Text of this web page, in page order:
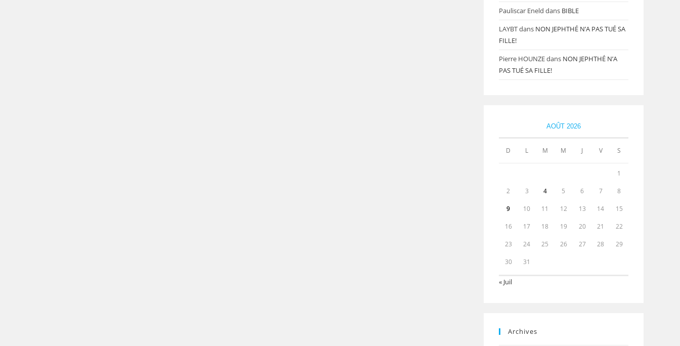
Pauliscar Eneld dans BIBLE
LAYBTdans NON JEPHTHÉ N’A PAS TUÉ SA
FILLE!
Pierre HOUNZEdans NON JEPHTHÉ N’A
PAS TUÉ SA FILLE!
AOÛT 2026
D L M M J V S
1
2 3 4 5 6 7 8
9 10 11 12 13 14 15
16 17 18 19 20 21 22
23 24 25 26 27 28 29
30 31
« Juil
Archives